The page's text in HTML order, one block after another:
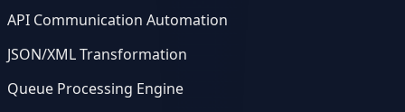
API Communication Automation
JSON/XML Transformation
Queue Processing Engine